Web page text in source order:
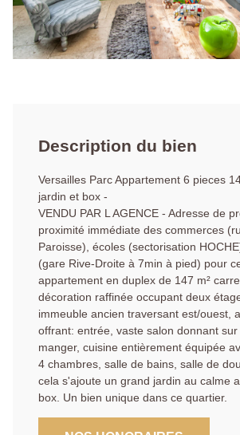
Description du bien
Versailles Parc Appartement 6 pieces
jardin et box -
VENDU PAR L AGENCE - Adresse de
proximité immédiate des commerces
Paroisse), écoles (sectorisation
(gare Rive-Droite à 7min à pied) pour
appartement en duplex de 147 m²
décoration raffinée occupant deux
immeuble ancien traversant est/ouest,
offrant: entrée, vaste salon donnant
manger, cuisine entièrement équipée
4 chambres, salle de bains, salle de
cela s'ajoute un grand jardin au calme
box. Un bien unique dans ce quartier.